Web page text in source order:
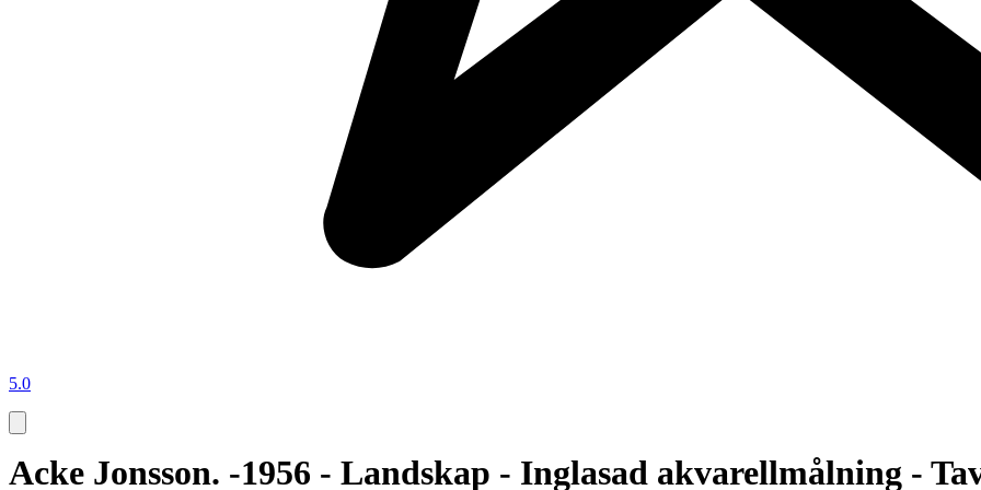
5.0
Acke Jonsson. -1956 - Landskap - Inglasad akvarellmålning -